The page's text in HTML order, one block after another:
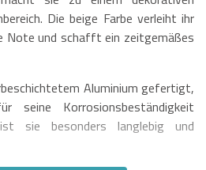
Die beige Farbe verleiht ihr
Note und schafft ein zeitgemäßes
Aluminium gefertigt,
seine Korrosionsbeständigkeit
sie besonders langlebig und